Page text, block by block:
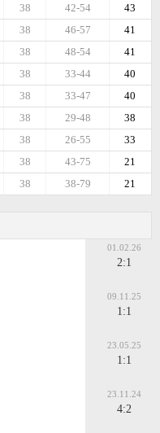
43
42-54
38
41
46-57
38
41
48-54
38
40
33-44
38
40
33-47
38
38
29-48
38
33
26-55
38
21
43-75
38
21
38-79
38
01.02.26
2:1
09.11.25
1:1
23.05.25
1:1
23.11.24
4:2